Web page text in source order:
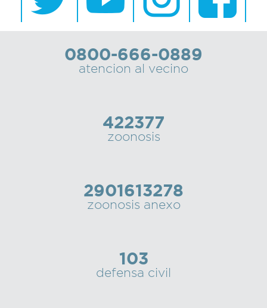
Recorrido
colectivos
Recarga
0800-666-0889
atencion al vecino
422377
zoonosis
2901613278
zoonosis anexo
103
defensa civil